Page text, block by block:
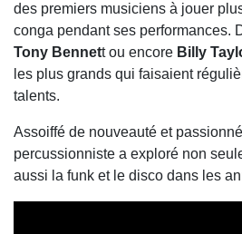
des premiers musiciens à jouer
conga pendant ses performances.
Tony Bennett ou encore Billy
les plus grands qui faisaient
talents.
Assoiffé de nouveauté et
percussionniste a exploré non
aussi la funk et le disco dans les